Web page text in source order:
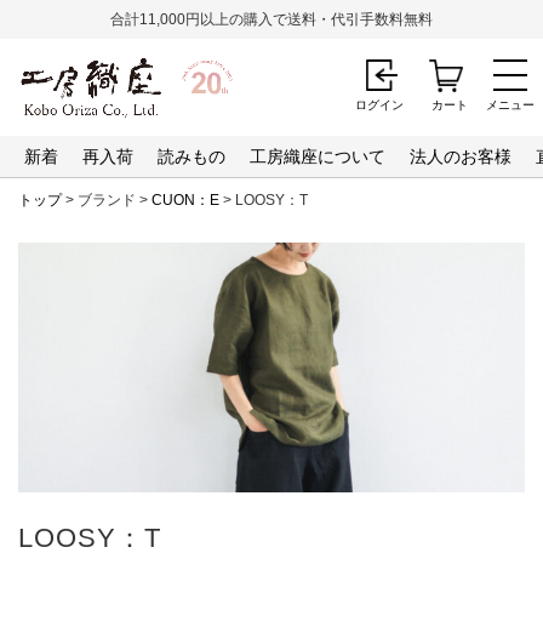
メニュー
合計11,000円以上の購入で送料・代引手数料無料
新着 再入荷 読みもの 工房織座について 法人のお客様
ログイン カート
トップ> ブランド > CUON：E > LOOSY：T
LOOSY：T